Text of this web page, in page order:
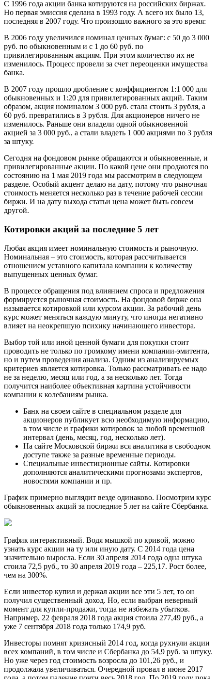
С 1996 года акции банка котируются на российских биржах.
Но первая эмиссия сделана в 1993 году. А всего их было 13,
последняя в 2007 году. Что произошло важного за это время:
В 2006 году увеличился номинал ценных бумаг: с 50 до 3 000
руб. по обыкновенным и с 1 до 60 руб. по
привилегированным акциям. При этом количество их не
изменилось. Процесс провели за счет переоценки имущества
банка.
В 2007 году прошло дробление с коэффициентом 1:1 000 для
обыкновенных и 1:20 для привилегированных акций. Таким
образом, акция номиналом 3 000 руб. стала стоить 3 рубля, а
60 руб. превратились в 3 рубля. Для акционеров ничего не
изменилось. Раньше они владели одной обыкновенной
акцией за 3 000 руб., а стали владеть 1 000 акциями по 3 рубля
за штуку.
Сегодня на фондовом рынке обращаются и обыкновенные, и
привилегированные акции. По какой цене они продаются по
состоянию на 1 мая 2019 года мы рассмотрим в следующем
разделе. Особый акцент делаю на дату, потому что рыночная
стоимость меняется несколько раз в течение рабочей сессии
биржи. И на дату выхода статьи цена может быть совсем
другой.
Котировки акций за последние 5 лет
Любая акция имеет номинальную стоимость и рыночную.
Номинальная – это стоимость, которая рассчитывается
отношением уставного капитала компании к количеству
выпущенных ценных бумаг.
В процессе обращения под влиянием спроса и предложения
формируется рыночная стоимость. На фондовой бирже она
называется котировкой или курсом акции. За рабочий день
курс может меняться каждую минуту, что иногда негативно
влияет на неокрепшую психику начинающего инвестора.
Выбор той или иной ценной бумаги для покупки стоит
проводить не только по громкому имени компании-эмитента,
но и путем проведения анализа. Одним из анализируемых
критериев является котировка. Только рассматривать ее надо
не за неделю, месяц или год, а за несколько лет. Тогда
получится наиболее объективная картина устойчивости
компании к колебаниям рынка.
Банк на своем сайте в специальном разделе для
акционеров публикует всю необходимую информацию,
в том числе и графики котировок за любой временной
интервал (день, месяц, год, несколько лет).
На сайте Московской биржи вся аналитика в свободном
доступе также за разные временные периоды.
Специальные инвестиционные сайты. Котировки
дополняются аналитическими прогнозами экспертов,
новостями компании и пр.
График примерно выглядит везде одинаково. Посмотрим курс
обыкновенных акций за последние 5 лет на сайте Сбербанка.
График интерактивный. Водя мышкой по кривой, можно
узнать курс акции на ту или иную дату. С 2014 года цена
значительно выросла. Если 30 апреля 2014 года одна штука
стоила 72,5 руб., то 30 апреля 2019 года – 225,17. Рост более,
чем на 300%.
Если инвестор купил и держал акции все эти 5 лет, то он
получил существенный доход. Но, если выбран неверный
момент для купли-продажи, тогда не избежать убытков.
Например, 22 февраля 2018 года акция стоила 277,49 руб., а
уже 7 сентября 2018 года только 174,9 руб.
Инвесторы помнят кризисный 2014 год, когда рухнули акции
всех компаний, в том числе и Сбербанка до 54,9 руб. за штуку.
Но уже через год стоимость возросла до 101,26 руб., и
продолжала увеличиваться. Очередной провал в июне 2017